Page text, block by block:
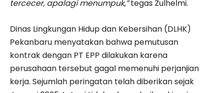
tercecer, apalagi menumpuk,”tegas Zulhelmi.
Dinas Lingkungan Hidup dan Kebersihan (DLHK)
Pekanbaru menyatakan bahwa pemutusan
kontrak dengan PT EPP dilakukan karena
perusahaan tersebut gagal memenuhi perjanjian
kerja. Sejumlah peringatan telah diberikan sejak